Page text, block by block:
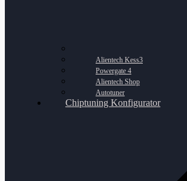
Alientech Kess3
Powergate 4
Alientech Shop
Autotuner
Chiptuning Konfigurator